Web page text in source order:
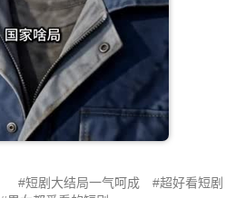
短剧大结局一气呵成
超好看短剧